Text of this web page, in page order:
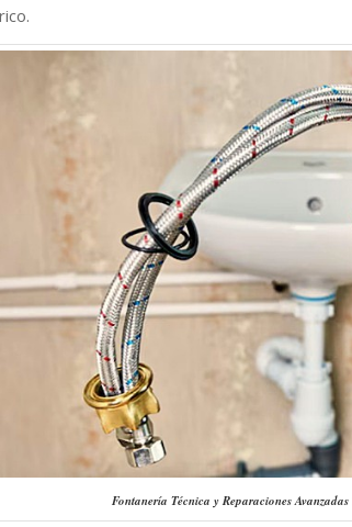
Fontanería Técnica y Reparaciones